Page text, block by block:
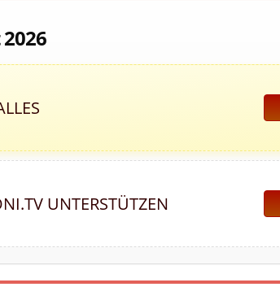
UNTERSTÜTZEN